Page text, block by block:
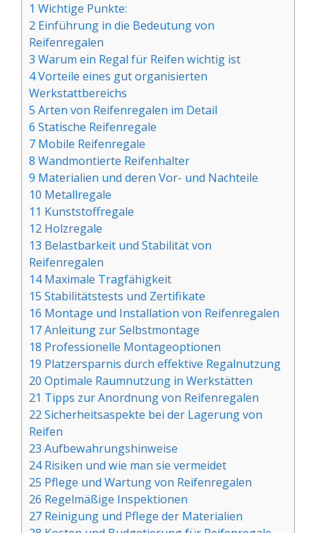
1 Wichtige Punkte:
2 Einführung in die Bedeutung von
Reifenregalen
3 Warum ein Regal für Reifen wichtig ist
4 Vorteile eines gut organisierten
Werkstattbereichs
5 Arten von Reifenregalen im Detail
6 Statische Reifenregale
7 Mobile Reifenregale
8 Wandmontierte Reifenhalter
9 Materialien und deren Vor- und Nachteile
10 Metallregale
11 Kunststoffregale
12 Holzregale
13 Belastbarkeit und Stabilität von
Reifenregalen
14 Maximale Tragfähigkeit
15 Stabilitätstests und Zertifikate
16 Montage und Installation von Reifenregalen
17 Anleitung zur Selbstmontage
18 Professionelle Montageoptionen
19 Platzersparnis durch effektive Regalnutzung
20 Optimale Raumnutzung in Werkstätten
21 Tipps zur Anordnung von Reifenregalen
22 Sicherheitsaspekte bei der Lagerung von
Reifen
23 Aufbewahrungshinweise
24 Risiken und wie man sie vermeidet
25 Pflege und Wartung von Reifenregalen
26 Regelmäßige Inspektionen
27 Reinigung und Pflege der Materialien